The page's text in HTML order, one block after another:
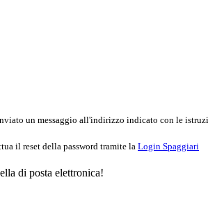
un messaggio all'indirizzo indicato con le
il reset della password tramite la Login Spaggiari
di posta elettronica!